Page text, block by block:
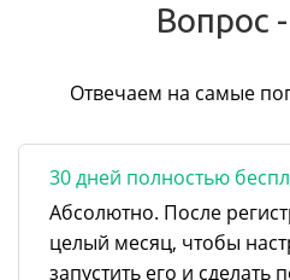
Вопрос
Отвечаем на самые
30 дней полностью
Абсолютно. После
целый месяц, чтобы
запустить его и